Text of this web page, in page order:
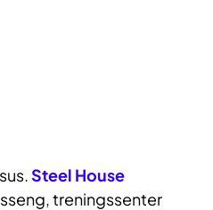
Steel House
treningssenter